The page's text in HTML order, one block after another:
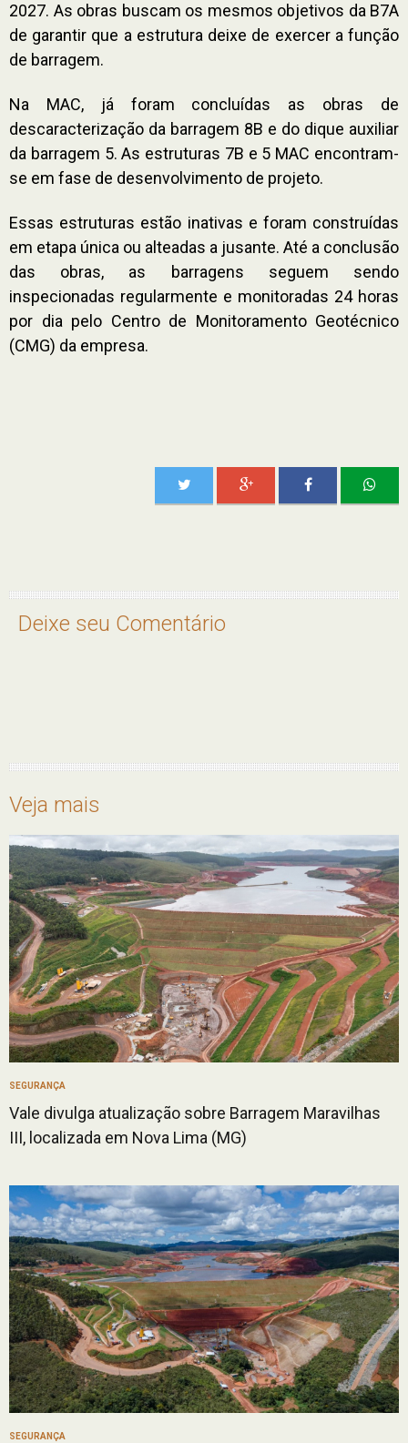
2027. As obras buscam os mesmos objetivos da B7A
de garantir que a estrutura deixe de exercer a função
de barragem.
Na MAC, já foram concluídas as obras de
descaracterização da barragem 8B e do dique auxiliar
da barragem 5. As estruturas 7B e 5 MAC encontram-
se em fase de desenvolvimento de projeto.
Essas estruturas estão inativas e foram construídas
em etapa única ou alteadas a jusante. Até a conclusão
das obras, as barragens seguem sendo
inspecionadas regularmente e monitoradas 24 horas
por dia pelo Centro de Monitoramento Geotécnico
(CMG) da empresa.
Deixe seu Comentário
Veja mais
SEGURANÇA
Vale divulga atualização sobre Barragem Maravilhas
III, localizada em Nova Lima (MG)
SEGURANÇA